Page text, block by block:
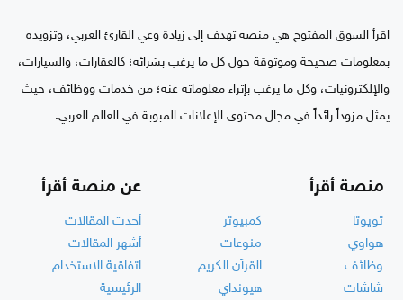
اقرأ السوق المفتوح هي منصة تهدف إلى زيادة وعي القارئ العربي، وتزويده
بمعلومات صحيحة وموثوقة حول كل ما يرغب بشرائه؛ كالعقارات، والسيارات،
والإلكترونيات، وكل ما يرغب بإثراء معلوماته عنه؛ من خدمات ووظائف، حيث
يمثل مزوداً رائداً في مجال محتوى الإعلانات المبوبة في العالم العربي.
منصة أقرأ
تويوتا
كمبيوتر
هواوي
منوعات
وظائف
القرآن الكريم
شاشات
هيونداي
عن منصة أقرأ
أحدث المقالات
أشهر المقالات
اتفاقية الاستخدام
الرئيسية